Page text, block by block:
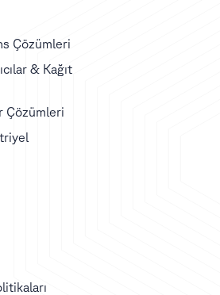
Çözümleri
& Kağıt
Çözümleri